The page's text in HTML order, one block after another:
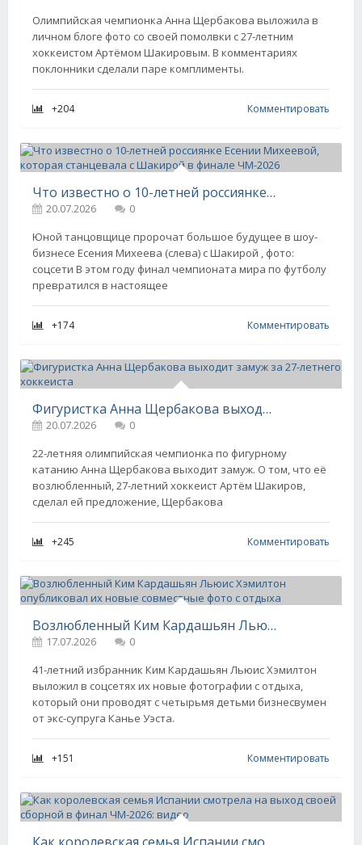
Олимпийская чемпионка Анна Щербакова выложила в
личном блоге фото со своей помолвки с 27-летним
хоккеистом Артёмом Шакировым. В комментариях
поклонники сделали паре комплименты.
+204 Комментировать
Что известно о 10-летней россиянке Есении Михеевой, которая станцевала с Шакирой в финале ЧМ-2026
20.07.2026
0
Юной танцовщице пророчат большое будущее в шоу-
бизнесе Есения Михеева (слева) с Шакирой , фото:
соцсети В этом году финал чемпионата мира по футболу
превратился в настоящее
+174 Комментировать
Фигуристка Анна Щербакова выходит замуж за 27-летнего хоккеиста
20.07.2026
0
22-летняя олимпийская чемпионка по фигурному
катанию Анна Щербакова выходит замуж. О том, что её
возлюбленный, 27-летний хоккеист Артём Шакиров,
сделал ей предложение, Щербакова
+245 Комментировать
Возлюбленный Ким Кардашьян Льюис Хэмилтон опубликовал их новые совместные фото с отдыха
17.07.2026
0
41-летний избранник Ким Кардашьян Льюис Хэмилтон
выложил в соцсетях их новые фотографии с отдыха,
который они проводят с четырьмя детьми бизнесвумен
от экс-супруга Канье Уэста.
+151 Комментировать